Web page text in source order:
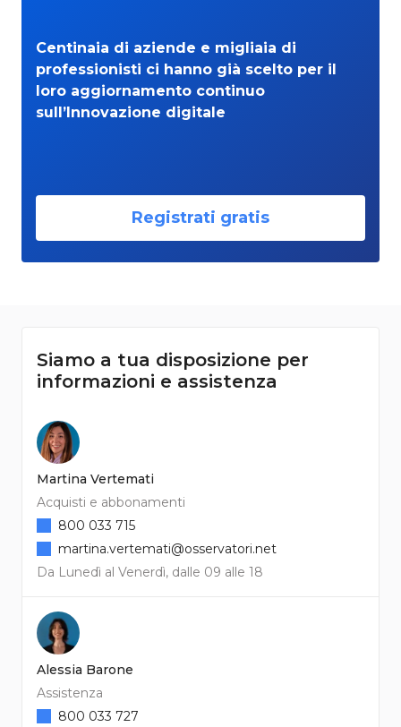
Centinaia di aziende e migliaia di
professionisti ci hanno già scelto per il
loro aggiornamento continuo
sull’Innovazione digitale
Registrati gratis
Siamo a tua disposizione per
informazioni e assistenza
Martina Vertemati
Acquisti e abbonamenti
Da Lunedì al Venerdì, dalle 09 alle 18
800 033 715
martina.vertemati@osservatori.net
Alessia Barone
Assistenza
800 033 727